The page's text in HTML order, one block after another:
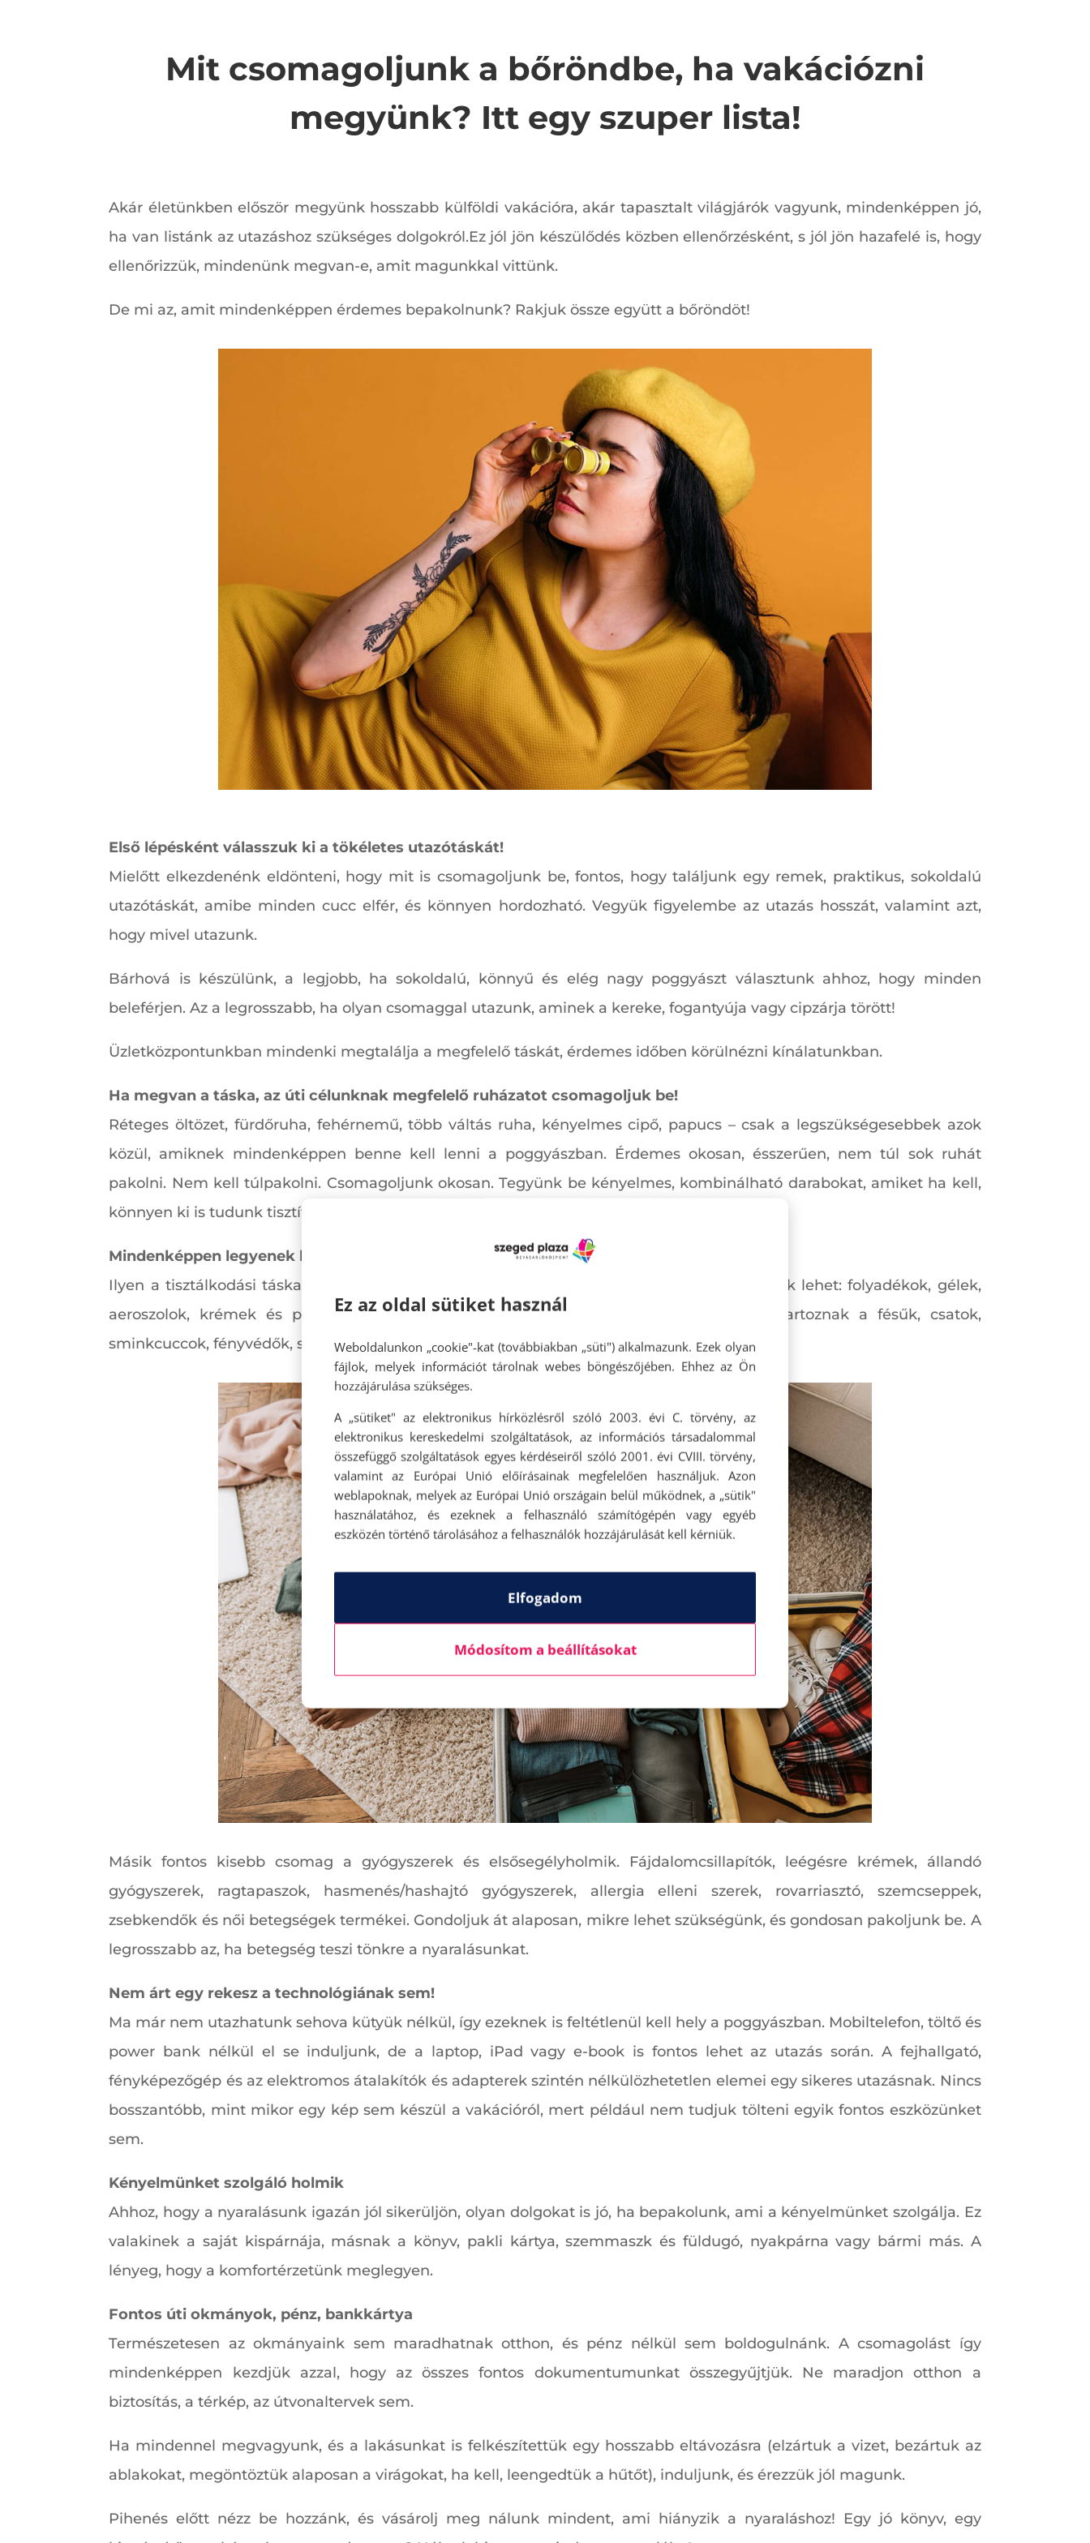
Mit csomagoljunk a bőröndbe, ha vakációzni
megyünk? Itt egy szuper lista!
Akár életünkben először megyünk hosszabb külföldi vakációra, akár tapasztalt világjárók vagyunk, mindenképpen jó,
ha van listánk az utazáshoz szükséges dolgokról.Ez jól jön készülődés közben ellenőrzésként, s jól jön hazafelé is, hogy
ellenőrizzük, mindenünk megvan-e, amit magunkkal vittünk.
De mi az, amit mindenképpen érdemes bepakolnunk? Rakjuk össze együtt a bőröndöt!
Első lépésként válasszuk ki a tökéletes utazótáskát!
Mielőtt elkezdenénk eldönteni, hogy mit is csomagoljunk be, fontos, hogy találjunk egy remek, praktikus, sokoldalú
utazótáskát, amibe minden cucc elfér, és könnyen hordozható. Vegyük figyelembe az utazás hosszát, valamint azt,
hogy mivel utazunk.
Bárhová is készülünk, a legjobb, ha sokoldalú, könnyű és elég nagy poggyászt választunk ahhoz, hogy minden
beleférjen. Az a legrosszabb, ha olyan csomaggal utazunk, aminek a kereke, fogantyúja vagy cipzárja törött!
Üzletközpontunkban mindenki megtalálja a megfelelő táskát, érdemes időben körülnézni kínálatunkban.
Ha megvan a táska, az úti célunknak megfelelő ruházatot csomagoljuk be!
Réteges öltözet, fürdőruha, fehérnemű, több váltás ruha, kényelmes cipő, papucs – csak a legszükségesebbek azok
közül, amiknek mindenképpen benne kell lenni a poggyászban. Érdemes okosan, ésszerűen, nem túl sok ruhát
pakolni. Nem kell túlpakolni. Csomagoljunk okosan. Tegyünk be kényelmes, kombinálható darabokat, amiket ha kell,
könnyen ki is tudunk tisztítani.
Mindenképpen legyenek kisebb csomagok a nélkülözhetetlen egyéb dolgainknak!
Ilyen a tisztálkodási táska, amibe minden belekerülhet, amire a fürdőszobában szükségünk lehet: folyadékok, gélek,
aeroszolok, krémek és paszták, nedves és száraz wc-papírok. De természetesen ide tartoznak a fésűk, csatok,
sminkcuccok, fényvédők, szemüvegek is.
Másik fontos kisebb csomag a gyógyszerek és elsősegélyholmik. Fájdalomcsillapítók, leégésre krémek, állandó
gyógyszerek, ragtapaszok, hasmenés/hashajtó gyógyszerek, allergia elleni szerek, rovarriasztó, szemcseppek,
zsebkendők és női betegségek termékei. Gondoljuk át alaposan, mikre lehet szükségünk, és gondosan pakoljunk be. A
legrosszabb az, ha betegség teszi tönkre a nyaralásunkat.
Nem árt egy rekesz a technológiának sem!
Ma már nem utazhatunk sehova kütyük nélkül, így ezeknek is feltétlenül kell hely a poggyászban. Mobiltelefon, töltő és
power bank nélkül el se induljunk, de a laptop, iPad vagy e-book is fontos lehet az utazás során. A fejhallgató,
fényképezőgép és az elektromos átalakítók és adapterek szintén nélkülözhetetlen elemei egy sikeres utazásnak. Nincs
bosszantóbb, mint mikor egy kép sem készül a vakációról, mert például nem tudjuk tölteni egyik fontos eszközünket
sem.
Kényelmünket szolgáló holmik
Ahhoz, hogy a nyaralásunk igazán jól sikerüljön, olyan dolgokat is jó, ha bepakolunk, ami a kényelmünket szolgálja. Ez
valakinek a saját kispárnája, másnak a könyv, pakli kártya, szemmaszk és füldugó, nyakpárna vagy bármi más. A
lényeg, hogy a komfortérzetünk meglegyen.
Fontos úti okmányok, pénz, bankkártya
Természetesen az okmányaink sem maradhatnak otthon, és pénz nélkül sem boldogulnánk. A csomagolást így
mindenképpen kezdjük azzal, hogy az összes fontos dokumentumunkat összegyűjtjük. Ne maradjon otthon a
biztosítás, a térkép, az útvonaltervek sem.
Ha mindennel megvagyunk, és a lakásunkat is felkészítettük egy hosszabb eltávozásra (elzártuk a vizet, bezártuk az
ablakokat, megöntöztük alaposan a virágokat, ha kell, leengedtük a hűtőt), induljunk, és érezzük jól magunk.
Pihenés előtt nézz be hozzánk, és vásárolj meg nálunk mindent, ami hiányzik a nyaraláshoz! Egy jó könyv, egy
Ez az oldal sütiket használ
Weboldalunkon „cookie"-kat (továbbiakban „süti") alkalmazunk. Ezek olyan
fájlok, melyek információt tárolnak webes böngészőjében. Ehhez az Ön
hozzájárulása szükséges.
A „sütiket" az elektronikus hírközlésről szóló 2003. évi C. törvény, az
elektronikus kereskedelmi szolgáltatások, az információs társadalommal
összefüggő szolgáltatások egyes kérdéseiről szóló 2001. évi CVIII. törvény,
valamint az Európai Unió előírásainak megfelelően használjuk. Azon
weblapoknak, melyek az Európai Unió országain belül működnek, a „sütik"
használatához, és ezeknek a felhasználó számítógépén vagy egyéb
eszközén történő tárolásához a felhasználók hozzájárulását kell kérniük.
Elfogadom
Módosítom a beállításokat